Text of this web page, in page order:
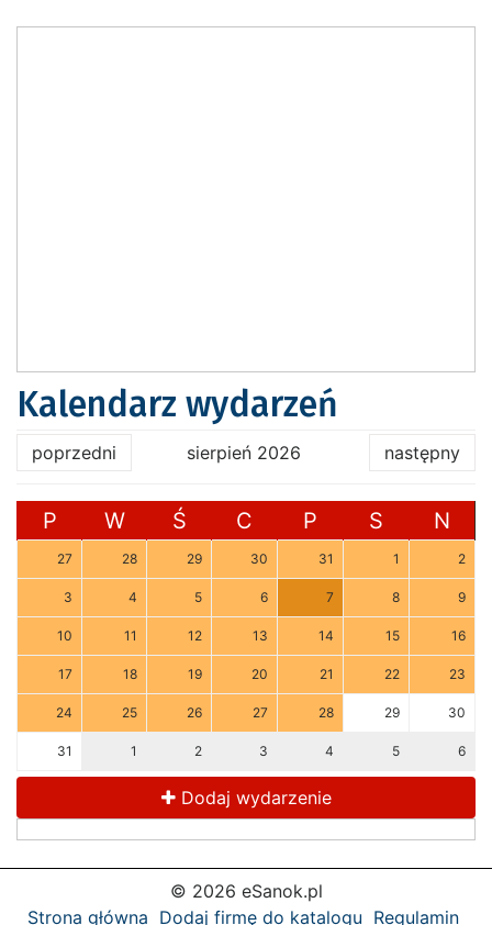
Kalendarz wydarzeń
poprzedni sierpień 2026 następny
P W Ś C P S N
27 28 29 30 31 1 2
3 4 5 6 7 8 9
10 11 12 13 14 15 16
17 18 19 20 21 22 23
24 25 26 27 28 29 30
31 1 2 3 4 5 6
Dodaj wydarzenie
© 2026 eSanok.pl
Strona główna Dodaj firmę do katalogu Regulamin